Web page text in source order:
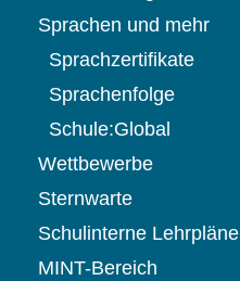
Sprachen und mehr
Sprachzertifikate
Sprachenfolge
Schule:Global
Wettbewerbe
Sternwarte
Schulinterne Lehrpläne
MINT-Bereich